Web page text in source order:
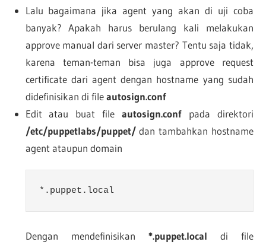
Lalu bagaimana jika agent yang akan di uji coba
banyak? Apakah harus berulang kali melakukan
approve manual dari server master? Tentu saja tidak,
karena teman-teman bisa juga approve request
certificate dari agent dengan hostname yang sudah
didefinisikan di fileautosign.conf
Edit atau buat file autosign.conf pada direktori
/etc/puppetlabs/puppet/dan tambahkan hostname
agent ataupun domain
*.puppet.local
Dengan mendefinisikan *.puppet.local di file